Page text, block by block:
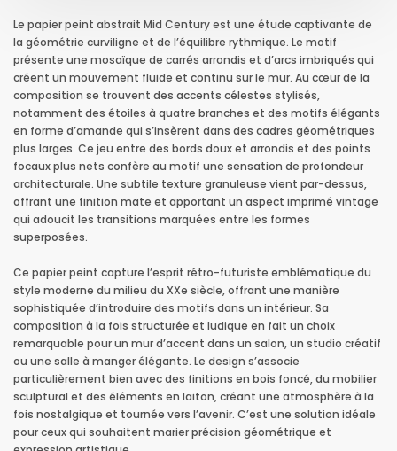
Le papier peint abstrait Mid Century est une étude captivante de
la géométrie curviligne et de l’équilibre rythmique. Le motif
présente une mosaïque de carrés arrondis et d’arcs imbriqués qui
créent un mouvement fluide et continu sur le mur. Au cœur de la
composition se trouvent des accents célestes stylisés,
notamment des étoiles à quatre branches et des motifs élégants
en forme d’amande qui s’insèrent dans des cadres géométriques
plus larges. Ce jeu entre des bords doux et arrondis et des points
focaux plus nets confère au motif une sensation de profondeur
architecturale. Une subtile texture granuleuse vient par-dessus,
offrant une finition mate et apportant un aspect imprimé vintage
qui adoucit les transitions marquées entre les formes
superposées.
Ce papier peint capture l’esprit rétro-futuriste emblématique du
style moderne du milieu du XXe siècle, offrant une manière
sophistiquée d’introduire des motifs dans un intérieur. Sa
composition à la fois structurée et ludique en fait un choix
remarquable pour un mur d’accent dans un salon, un studio créatif
ou une salle à manger élégante. Le design s’associe
particulièrement bien avec des finitions en bois foncé, du mobilier
sculptural et des éléments en laiton, créant une atmosphère à la
fois nostalgique et tournée vers l’avenir. C’est une solution idéale
pour ceux qui souhaitent marier précision géométrique et